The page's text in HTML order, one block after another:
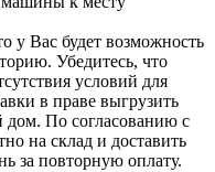
у Вас будет возможность
Убедитесь, что
условий для
в праве выгрузить
дом. По согласованию с
на склад и доставить
за повторную оплату.